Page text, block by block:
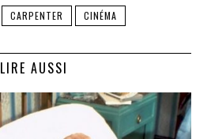
CARPENTER CINÉMA
LIRE AUSSI